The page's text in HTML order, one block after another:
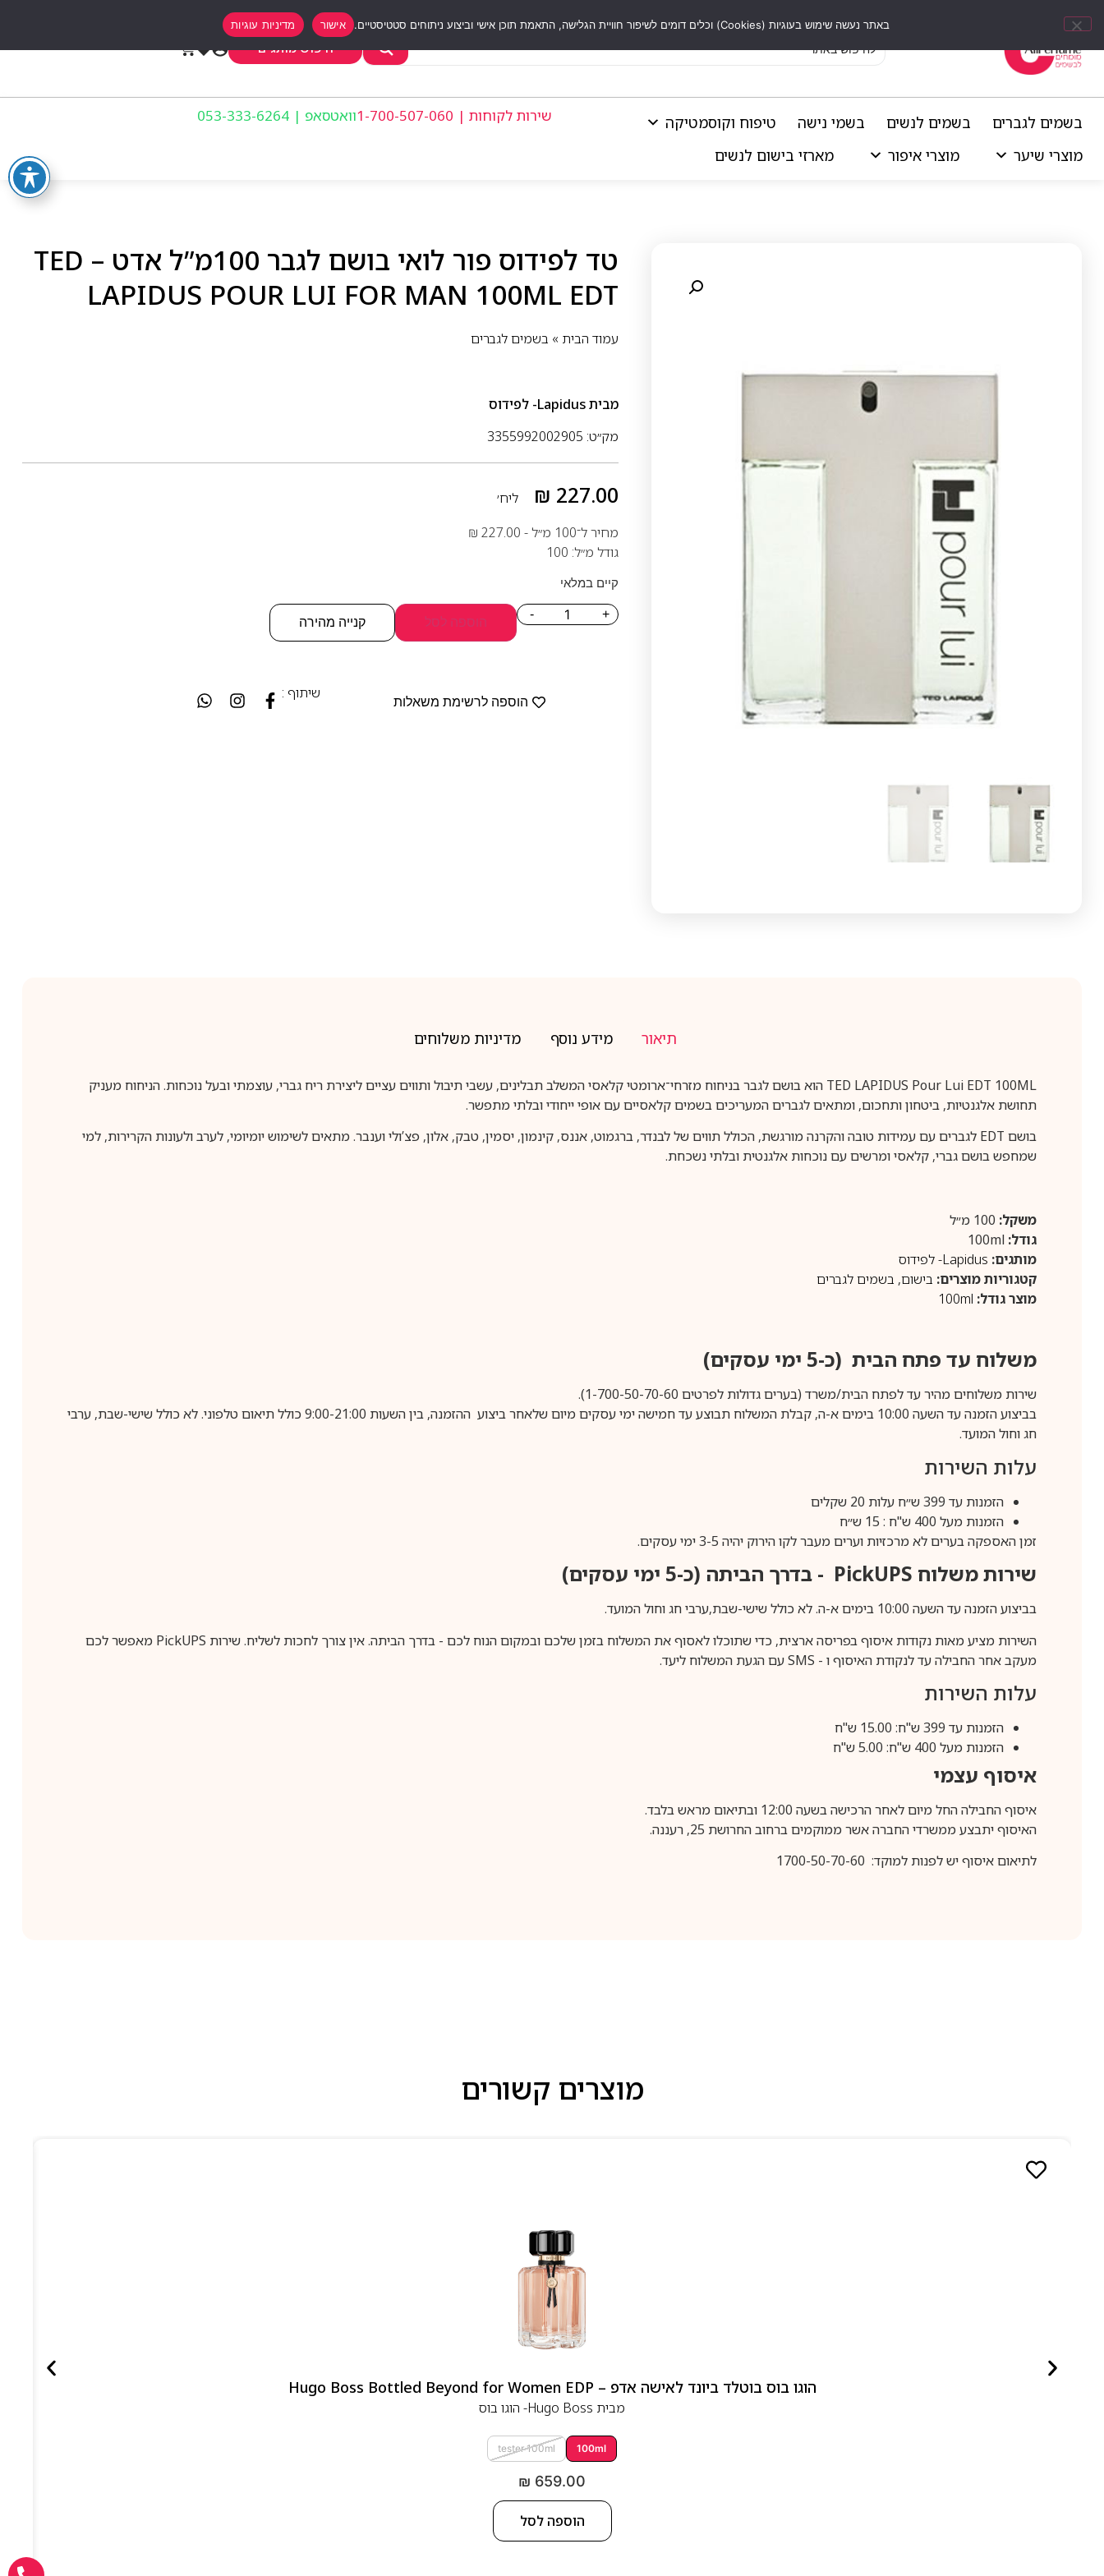
חיפוש מותגים
בשמים לגברים בשמים לנשים בשמי נישה
טיפוח וקוסמטיקה
מוצרי שיער
מוצרי איפור מארזי בישום לנשים
שירות לקוחות | 1-700-507-060 וואטסאפ | 053-333-6264
טד לפידוס פור לואי בושם לגבר 100מ”ל אדט – TED
LAPIDUS POUR LUI FOR MAN 100ML EDT
עמוד הבית » בשמים לגברים
מביתLapidus- לפידוס
מק״ט: 3355992002905
₪ 227.00
ליח׳
מחיר ל־100 מ״ל -
₪ 227.00
גודל מ״ל: 100
קיים במלאי
- +
הוספה לסל קנייה מהירה
הוספה לרשימת משאלות
שיתוף :
תיאור מידע נוסף מדיניות משלוחים
TED LAPIDUS Pour Lui EDT 100ML הוא בושם לגבר בניחוח מזרחי־ארומטי קלאסי המשלב תבלינים, עשבי תיבול ותווים עציים ליצירת ריח גברי, עוצמתי ובעל נוכחות. הניחוח מעניק
תחושת אלגנטיות, ביטחון ותחכום, ומתאים לגברים המעריכים בשמים קלאסיים עם אופי ייחודי ובלתי מתפשר.
בושם EDT לגברים עם עמידות טובה והקרנה מורגשת, הכולל תווים של לבנדר, ברגמוט, אננס, קינמון, יסמין, טבק, אלון, פצ’ולי וענבר. מתאים לשימוש יומיומי, לערב ולעונות הקרירות, למי
שמחפש בושם גברי, קלאסי ומרשים עם נוכחות אלגנטית ובלתי נשכחת.
משקל:
גודל:
מותגים: Lapidus- לפידוס
קטגוריות מוצרים: בישום, בשמים לגברים
מוצר גודל: 100ml
משלוח עד פתח הבית (כ-5 ימי עסקים)
שירות משלוחים מהיר עד לפתח הבית/משרד (בערים גדולות לפרטים 1-700-50-70-60).
בביצוע הזמנה עד השעה 10:00 בימים א-ה, קבלת המשלוח תבוצע עד חמישה ימי עסקים מיום שלאחר ביצוע ההזמנה, בין השעות 9:00-21:00 כולל תיאום טלפוני. לא כולל שישי-שבת, ערבי
חג וחול המועד.
עלות השירות
הזמנות עד 399 ש״ח עלות 20 שקלים
הזמנות מעל 400 ש"ח : 15 ש״ח
זמן האספקה בערים לא מרכזיות וערים מעבר לקו הירוק יהיה 3-5 ימי עסקים.
שירות משלוח PickUPS - בדרך הביתה (כ-5 ימי עסקים)
בביצוע הזמנה עד השעה 10:00 בימים א-ה. לא כולל שישי-שבת,ערבי חג וחול המועד.
השירות מציע מאות נקודות איסוף בפריסה ארצית, כדי שתוכלו לאסוף את המשלוח בזמן שלכם ובמקום הנוח לכם - בדרך הביתה. אין צורך לחכות לשליח. שירות PickUPS מאפשר לכם
מעקב אחר החבילה עד לנקודת האיסוף ו - SMSעם הגעת המשלוח ליעד.
עלות השירות
הזמנות עד 399 ש"ח: 15.00 ש"ח
הזמנות מעל 400 ש"ח: 5.00 ש"ח
איסוף עצמי
איסוף החבילה החל מיום לאחר הרכישה בשעה 12:00 ובתיאום מראש בלבד.
האיסוף יתבצע ממשרדי החברה אשר ממוקמים ברחוב החרושת 25, רעננה.
לתיאום איסוף יש לפנות למוקד: 1700-50-70-60
מוצרים קשורים
הוגו בוס בוטלד ביונד לאישה אדפ – Hugo Boss Bottled Beyond for Women EDP
מבית Hugo Boss- הוגו בוס
100ml
tester 100ml
₪ 659.00
הוספה לסל
באתר נעשה שימוש בעוגיות (Cookies) וכלים דומים לשיפור חוויית הגלישה, התאמת תוכן אישי וביצוע ניתוחים סטטיסטיים. אישור מדיניות עוגיות